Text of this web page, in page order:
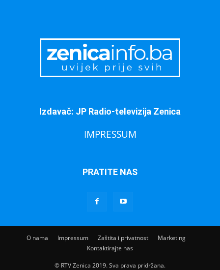
Izdavač: JP Radio-televizija Zenica
IMPRESSUM
PRATITE NAS
O nama Impressum Zaštita i privatnost
Marketing
Kontaktirajte nas
© RTV Zenica 2019. Sva prava pridržana.